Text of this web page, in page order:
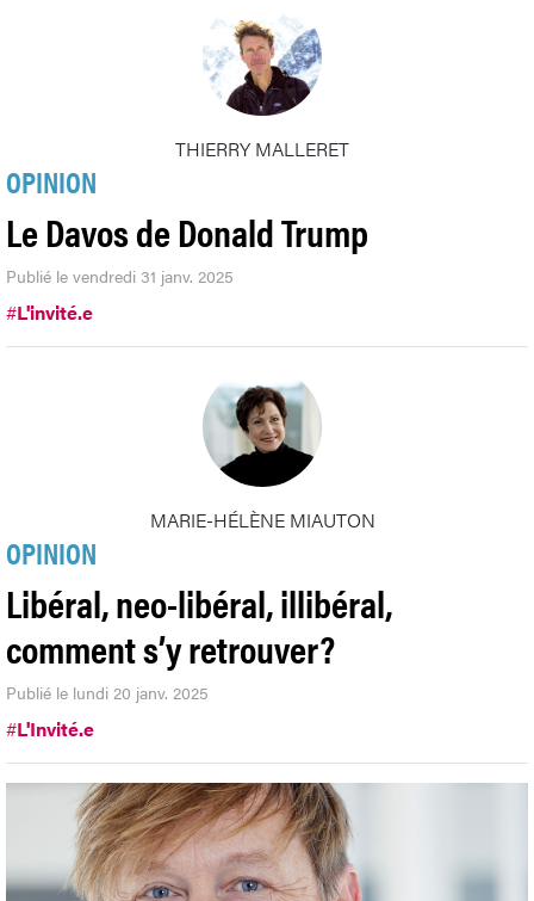
THIERRY MALLERET
OPINION
Le Davos de Donald Trump
Publié le vendredi 31 janv. 2025
#L'invité.e
MARIE-HÉLÈNE MIAUTON
OPINION
Libéral, neo-libéral, illibéral,
comment s’y retrouver?
Publié le lundi 20 janv. 2025
#L'Invité.e